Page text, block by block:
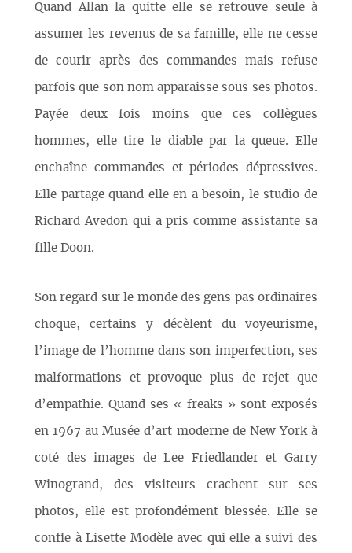
Quand Allan la quitte elle se retrouve seule à
assumer les revenus de sa famille, elle ne cesse
de courir après des commandes mais refuse
parfois que son nom apparaisse sous ses photos.
Payée deux fois moins que ces collègues
hommes, elle tire le diable par la queue. Elle
enchaîne commandes et périodes dépressives.
Elle partage quand elle en a besoin, le studio de
Richard Avedon qui a pris comme assistante sa
fille Doon.
Son regard sur le monde des gens pas ordinaires
choque, certains y décèlent du voyeurisme,
l’image de l’homme dans son imperfection, ses
malformations et provoque plus de rejet que
d’empathie. Quand ses « freaks » sont exposés
en 1967 au Musée d’art moderne de New York à
coté des images de Lee Friedlander et Garry
Winogrand, des visiteurs crachent sur ses
photos, elle est profondément blessée. Elle se
confie à Lisette Modèle avec qui elle a suivi des